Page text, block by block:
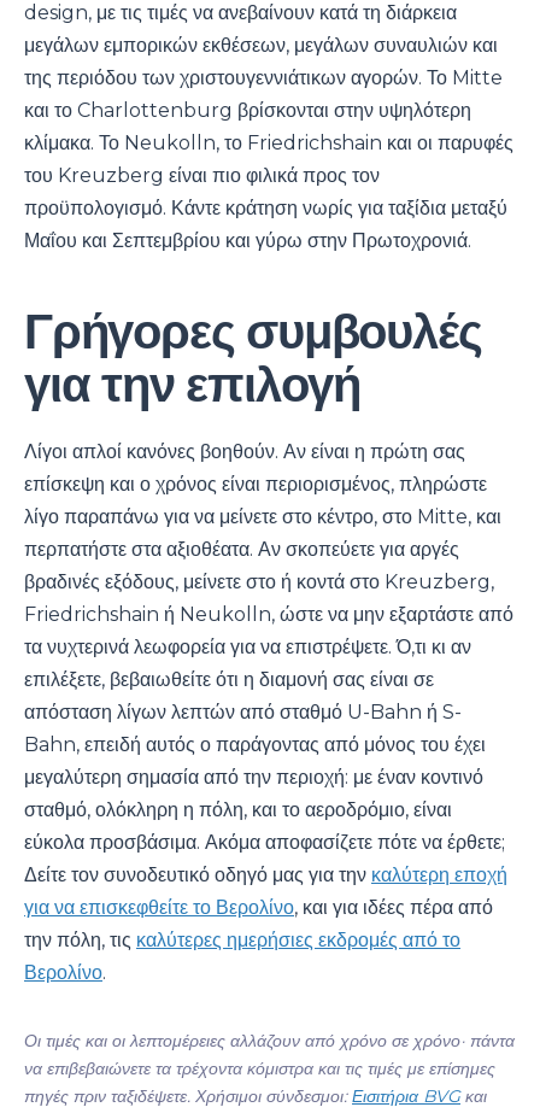
design, με τις τιμές να ανεβαίνουν κατά τη διάρκεια
μεγάλων εμπορικών εκθέσεων, μεγάλων συναυλιών και
της περιόδου των χριστουγεννιάτικων αγορών. Το Mitte
και το Charlottenburg βρίσκονται στην υψηλότερη
κλίμακα. Το Neukolln, το Friedrichshain και οι παρυφές
του Kreuzberg είναι πιο φιλικά προς τον
προϋπολογισμό. Κάντε κράτηση νωρίς για ταξίδια μεταξύ
Μαΐου και Σεπτεμβρίου και γύρω στην Πρωτοχρονιά.
Γρήγορες συμβουλές
για την επιλογή
Λίγοι απλοί κανόνες βοηθούν. Αν είναι η πρώτη σας
επίσκεψη και ο χρόνος είναι περιορισμένος, πληρώστε
λίγο παραπάνω για να μείνετε στο κέντρο, στο Mitte, και
περπατήστε στα αξιοθέατα. Αν σκοπεύετε για αργές
βραδινές εξόδους, μείνετε στο ή κοντά στο Kreuzberg,
Friedrichshain ή Neukolln, ώστε να μην εξαρτάστε από
τα νυχτερινά λεωφορεία για να επιστρέψετε. Ό,τι κι αν
επιλέξετε, βεβαιωθείτε ότι η διαμονή σας είναι σε
απόσταση λίγων λεπτών από σταθμό U-Bahn ή S-
Bahn, επειδή αυτός ο παράγοντας από μόνος του έχει
μεγαλύτερη σημασία από την περιοχή: με έναν κοντινό
σταθμό, ολόκληρη η πόλη, και το αεροδρόμιο, είναι
εύκολα προσβάσιμα. Ακόμα αποφασίζετε πότε να έρθετε;
Δείτε τον συνοδευτικό οδηγό μας για την καλύτερη εποχή
για να επισκεφθείτε το Βερολίνο, και για ιδέες πέρα από
την πόλη, τις καλύτερες ημερήσιες εκδρομές από το
Βερολίνο.
Οι τιμές και οι λεπτομέρειες αλλάζουν από χρόνο σε χρόνο· πάντα
να επιβεβαιώνετε τα τρέχοντα κόμιστρα και τις τιμές με επίσημες
πηγές πριν ταξιδέψετε. Χρήσιμοι σύνδεσμοι:Εισιτήρια BVGκαι